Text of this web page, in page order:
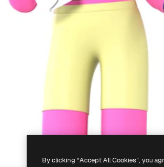
By clicking “Accept All Cookies”, you